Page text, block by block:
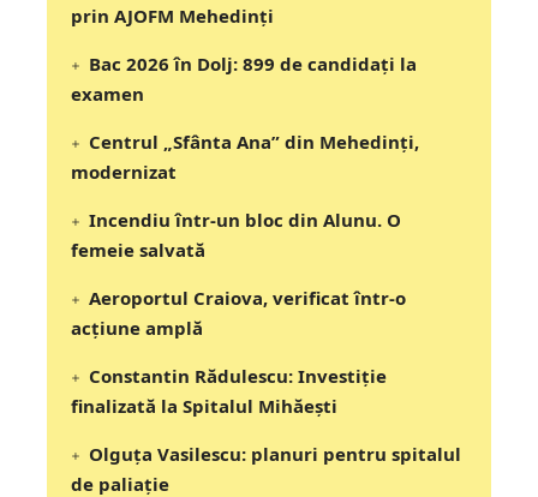
prin AJOFM Mehedinți
Bac 2026 în Dolj: 899 de candidați la
examen
Centrul „Sfânta Ana” din Mehedinți,
modernizat
Incendiu într-un bloc din Alunu. O
femeie salvată
Aeroportul Craiova, verificat într-o
acțiune amplă
Constantin Rădulescu: Investiție
finalizată la Spitalul Mihăești
Olguța Vasilescu: planuri pentru spitalul
de paliație